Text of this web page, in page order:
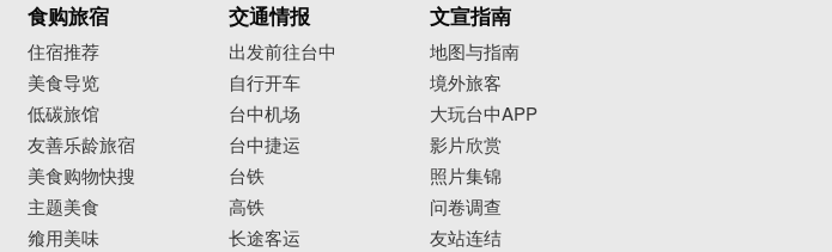
食购旅宿
住宿推荐
美食导览
低碳旅馆
友善乐龄旅宿
美食购物快搜
主题美食
飨用美味
交通情报
出发前往台中
自行开车
台中机场
台中捷运
台铁
高铁
长途客运
文宣指南
地图与指南
境外旅客
大玩台中APP
影片欣赏
照片集锦
问卷调查
友站连结